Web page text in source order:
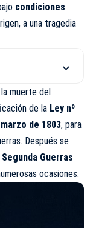
condiciones
a una tragedia
muerte del
de la Ley nº
de 1803, para
Después se
Guerras
ocasiones.